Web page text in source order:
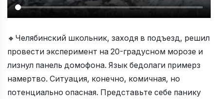
🔸Челябинский школьник, заходя в подъезд, решил
провести эксперимент на 20-градусном морозе и
лизнул панель домофона. Язык бедолаги примерз
намертво. Ситуация, конечно, комичная, но
потенциально опасная. Представьте себе панику